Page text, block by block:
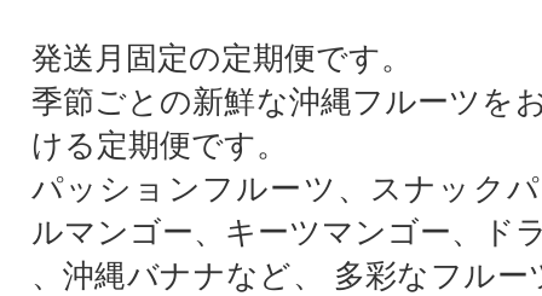
発送月固定の定期便です。
季節ごとの新鮮な沖縄フルーツを
ける定期便です。
パッションフルーツ、スナック
ルマンゴー、キーツマンゴー、ド
、沖縄バナナなど、 多彩なフルー